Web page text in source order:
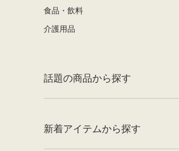
食品・飲料
介護用品
話題の商品から探す
新着アイテムから探す